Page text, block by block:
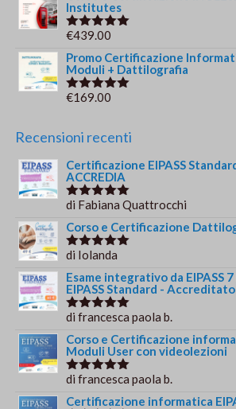
Institutes
Valutato
€439.00
Promo Certificazione
Moduli + Dattilografia
Valutato
€169.00
Recensioni recenti
Certificazione EIPASS
ACCREDIA
Valutato5
di Fabiana Quattrocchi
Corso e Certificazione
Valutato5
di Iolanda
Esame integrativo da EIPASS
EIPASS Standard - Accreditato
Valutato5
di francesca paola b.
Corso e Certificazione
Moduli User con videolezioni
Valutato5
di francesca paola b.
Certificazione informatica